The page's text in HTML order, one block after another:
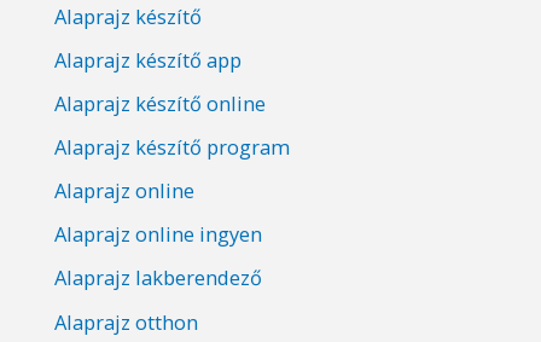
Alaprajz készítő
Alaprajz készítő app
Alaprajz készítő online
Alaprajz készítő program
Alaprajz online
Alaprajz online ingyen
Alaprajz lakberendező
Alaprajz otthon